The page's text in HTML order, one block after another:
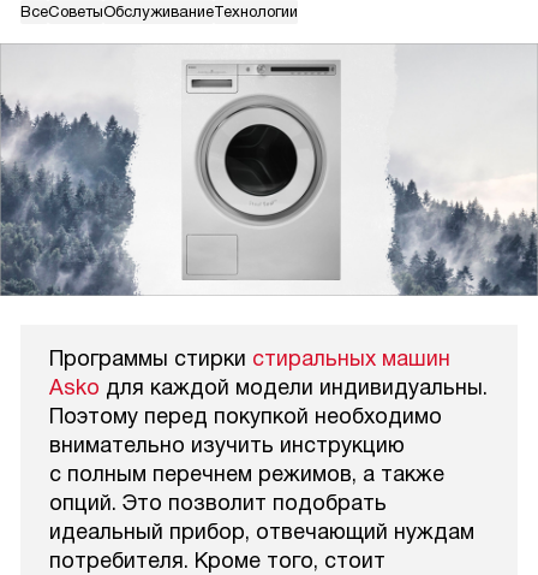
ВсеСоветыОбслуживаниеТехнологии
Программы стирки стиральных машин
Asko для каждой модели индивидуальны.
Поэтому перед покупкой необходимо
внимательно изучить инструкцию
с полным перечнем режимов, а также
опций. Это позволит подобрать
идеальный прибор, отвечающий нуждам
потребителя. Кроме того, стоит